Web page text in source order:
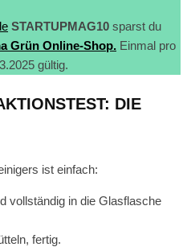
STARTUPMAG10 sparst du
Grün Online-Shop. Einmal pro
gültig.
DIE
ist einfach:
vollständig in die Glasflasche
fertig.